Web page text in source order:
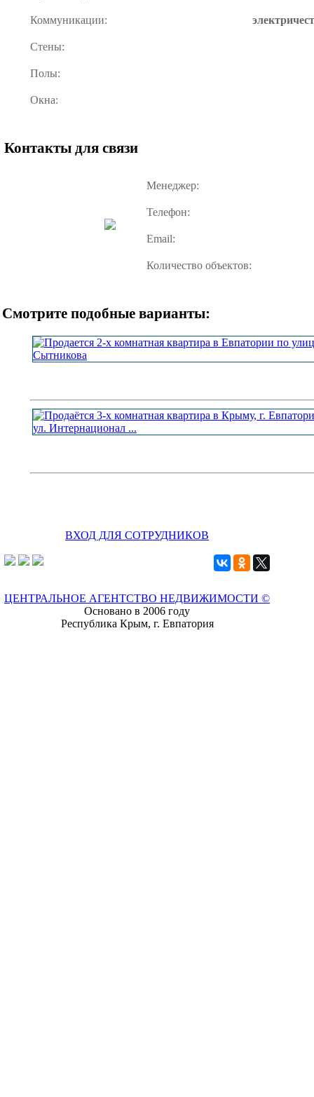
Коммуникации:
Стены:
Полы:
Окна:
Контакты для связи
Менеджер:
Телефон:
Email:
Количество объектов:
Смотрите подобные варианты:
ВХОД ДЛЯ СОТРУДНИКОВ
ЦЕНТРАЛЬНОЕ АГЕНТСТВО НЕДВИЖИМОСТИ ©
Основано в 2006 году
Республика Крым, г. Евпатория